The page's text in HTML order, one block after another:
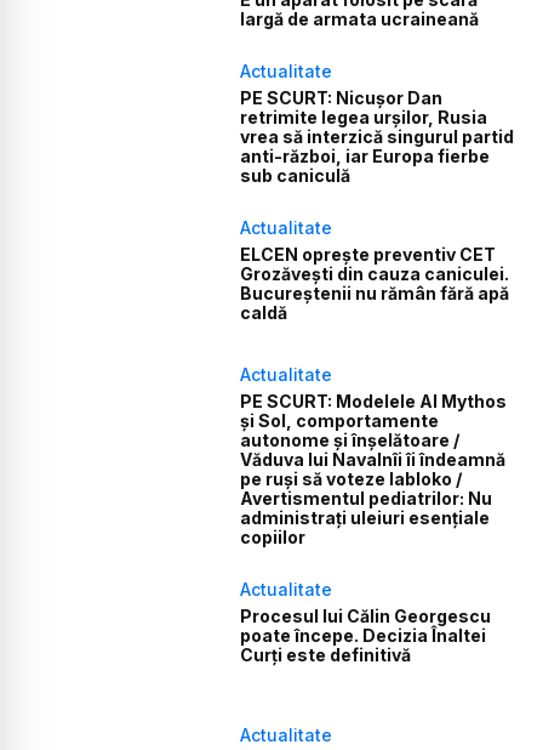
largă de armata ucraineană
Actualitate
PE SCURT: Nicușor Dan
retrimite legea urșilor, Rusia
vrea să interzică singurul partid
anti-război, iar Europa fierbe
sub caniculă
Actualitate
ELCEN oprește preventiv CET
Grozăvești din cauza caniculei.
Bucureștenii nu rămân fără apă
caldă
Actualitate
PE SCURT: Modelele AI Mythos
și Sol, comportamente
autonome și înșelătoare /
Văduva lui Navalnîi îi îndeamnă
pe ruși să voteze Iabloko /
Avertismentul pediatrilor: Nu
administrați uleiuri esențiale
copiilor
Actualitate
Procesul lui Călin Georgescu
poate începe. Decizia Înaltei
Curți este definitivă
Actualitate